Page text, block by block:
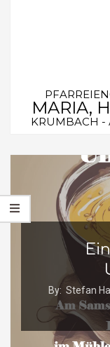
MARIA,
KRUMBACH -
Secondary
By: Stefan